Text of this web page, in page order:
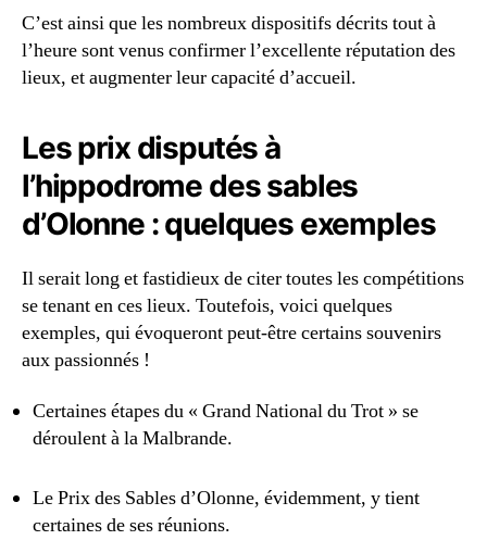
C’est ainsi que les nombreux dispositifs décrits tout à
l’heure sont venus confirmer l’excellente réputation des
lieux, et augmenter leur capacité d’accueil.
Les prix disputés à
l’hippodrome des sables
d’Olonne : quelques exemples
Il serait long et fastidieux de citer toutes les compétitions
se tenant en ces lieux. Toutefois, voici quelques
exemples, qui évoqueront peut-être certains souvenirs
aux passionnés !
Certaines étapes du « Grand National du Trot » se
déroulent à la Malbrande.
Le Prix des Sables d’Olonne, évidemment, y tient
certaines de ses réunions.